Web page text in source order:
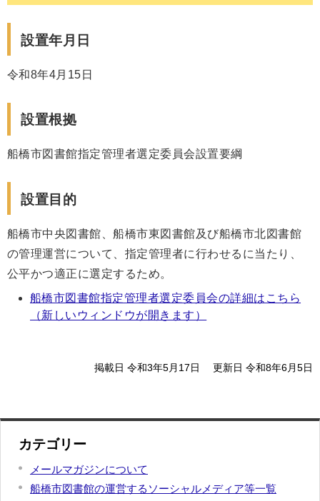
設置年月日
令和8年4月15日
設置根拠
船橋市図書館指定管理者選定委員会設置要綱
設置目的
船橋市中央図書館、船橋市東図書館及び船橋市北図書館
の管理運営について、指定管理者に行わせるに当たり、
公平かつ適正に選定するため。
船橋市図書館指定管理者選定委員会の詳細はこちら
（新しいウィンドウが開きます）
掲載日 令和3年5月17日 更新日 令和8年6月5日
カテゴリー
メールマガジンについて
船橋市図書館の運営するソーシャルメディア等一覧